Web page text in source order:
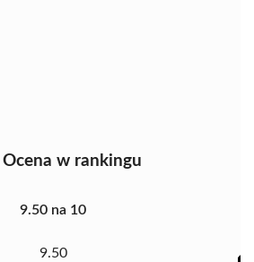
Ocena w rankingu
9.50 na 10
9.50